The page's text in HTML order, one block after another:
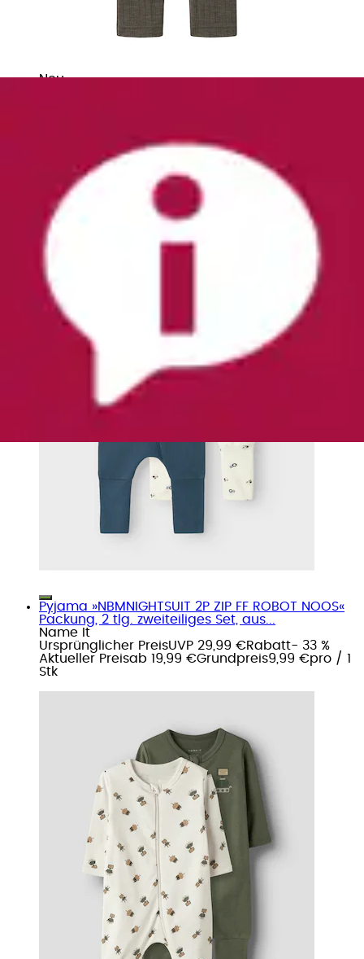
Neu
Ursprünglicher Preis
UVP 29,99 €Rabatt
Aktueller Preis
19,99 € Grundpreis9,99 €
Pyjama »NBMNIGHTSUIT 2P ZIP FF ROBOT NOOS«
Packung, 2 tlg. zweiteiliges Set, aus...
Name It
Ursprünglicher PreisUVP 29,99 €Rabatt- 33 %
Aktueller Preisab 19,99 €Grundpreis9,99 €pro / 1
Stk